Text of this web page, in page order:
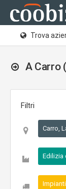
Trova
A Carro
Filtri
Carro,
Edilizia